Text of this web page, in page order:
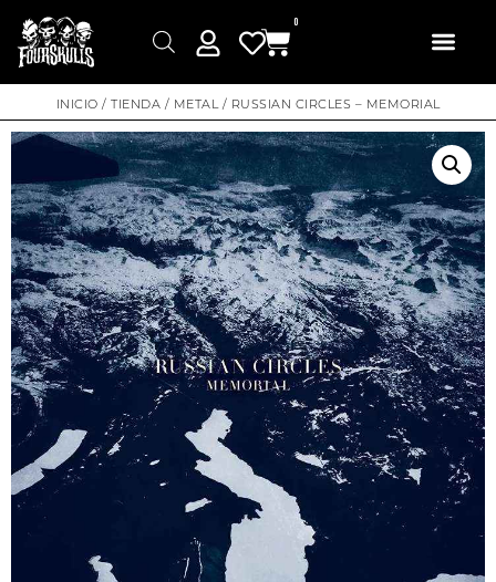
0
INICIO / TIENDA / METAL / RUSSIAN CIRCLES – MEMORIAL